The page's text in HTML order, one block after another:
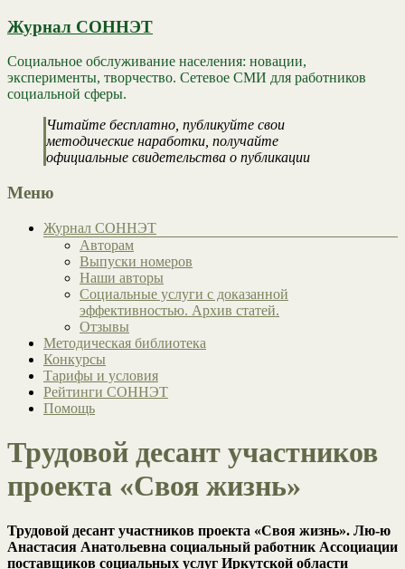
Журнал СОННЭТ
Социальное обслуживание населения: новации,
эксперименты, творчество. Сетевое СМИ для работников
социальной сферы.
Читайте бесплатно, публикуйте свои
методические наработки, получайте
официальные свидетельства о публикации
Меню
Журнал СОННЭТ
Авторам
Выпуски номеров
Наши авторы
Социальные услуги с доказанной
эффективностью. Архив статей.
Отзывы
Методическая библиотека
Конкурсы
Тарифы и условия
Рейтинги СОННЭТ
Помощь
Трудовой десант участников
проекта «Своя жизнь»
Трудовой десант участников проекта «Своя жизнь». Лю-ю
Анастасия Анатольевна социальный работник Ассоциации
поставщиков социальных услуг Иркутской области